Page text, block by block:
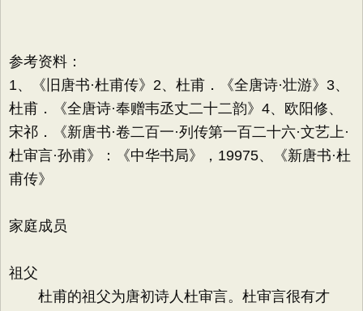
参考资料：
1、《旧唐书·杜甫传》2、杜甫．《全唐诗·壮游》3、
杜甫．《全唐诗·奉赠韦丞丈二十二韵》4、欧阳修、
宋祁．《新唐书·卷二百一·列传第一百二十六·文艺上·
杜审言·孙甫》：《中华书局》，19975、《新唐书·杜
甫传》
家庭成员
祖父
杜甫的祖父为唐初诗人杜审言。杜审言很有才